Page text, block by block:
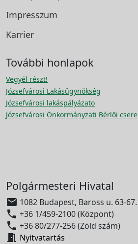
Impresszum
Karrier
További honlapok
Vegyél részt!
Józsefvárosi Lakásügynökség
Józsefvárosi lakáspályázato
Józsefvárosi Önkormányzati Bérlői csere
Polgármesteri Hivatal
 1082 Budapest, Baross u. 63-67.
 +36 1/459-2100 (Központ)
 +36 80/277-256 (Zöld szám)
 Nyitvatartás